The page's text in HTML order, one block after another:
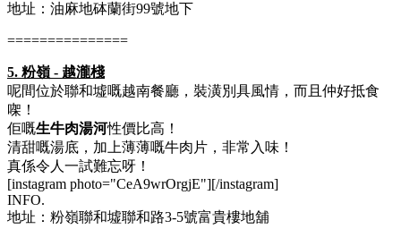
地址：油麻地砵蘭街99號地下
===============
5. 粉嶺 - 越瀧棧
呢間位於聯和墟嘅越南餐廳，裝潢別具風情，而且仲好抵食
㗎！
佢嘅生牛肉湯河性價比高！
清甜嘅湯底，加上薄薄嘅牛肉片，非常入味！
真係令人一試難忘呀！
[instagram photo="CeA9wrOrgjE"][/instagram]
INFO.
地址：粉嶺聯和墟聯和路3-5號富貴樓地舖